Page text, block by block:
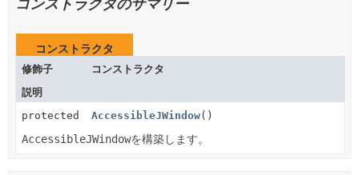
コンストラクタ
修飾子
コンストラクタ
説明
protected
AccessibleJWindow()
AccessibleJWindowを構築します。